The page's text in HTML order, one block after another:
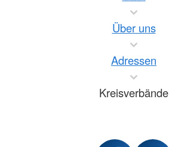
Über uns
Adressen
Kreisverbände